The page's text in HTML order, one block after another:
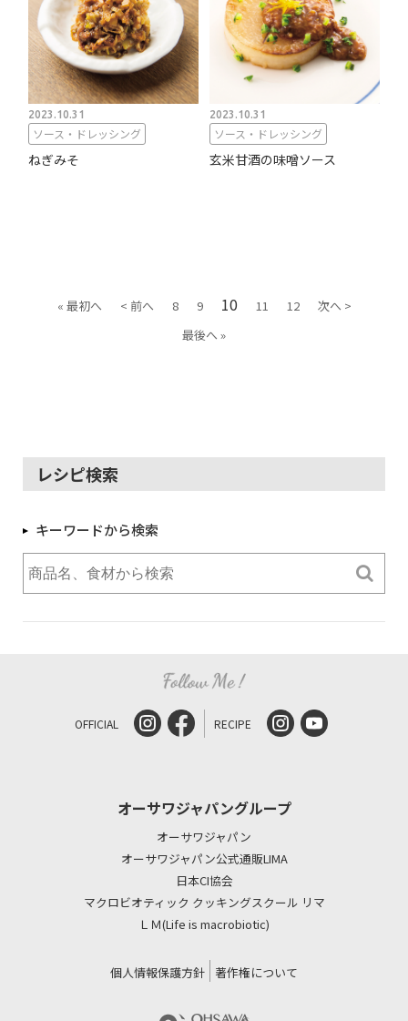
2023.10.31
ソース・ドレッシング
ねぎみそ
2023.10.31
ソース・ドレッシング
玄米甘酒の味噌ソース
« 最初へ < 前へ 8 9 10 11 12
次へ >
最後へ »
レシピ検索
キーワードから検索
OFFICIAL RECIPE
オーサワジャパングループ
オーサワジャパン
オーサワジャパン公式通販LIMA
日本CI協会
マクロビオティック クッキングスクール リマ
ＬＭ(Life is macrobiotic)
個人情報保護方針 著作権について